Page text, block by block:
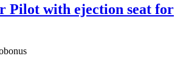
Pilot with ejection seat for